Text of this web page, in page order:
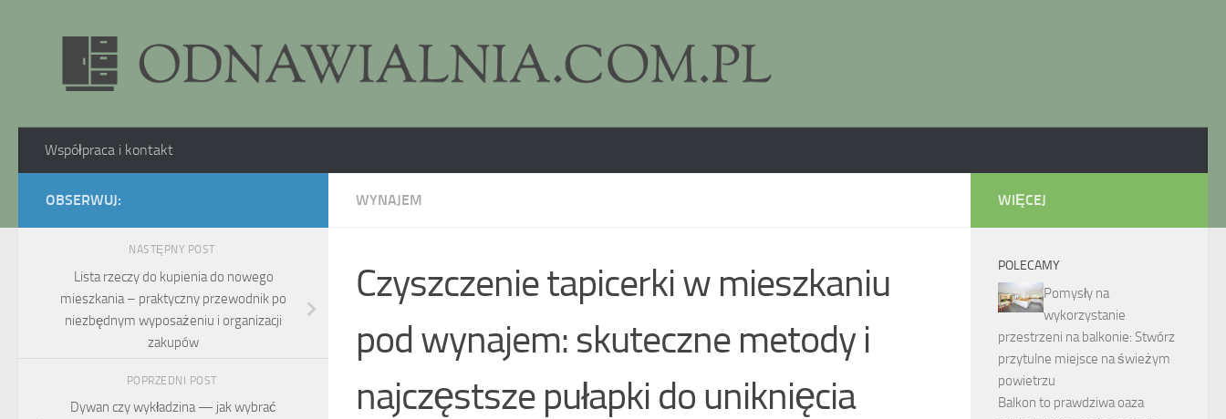
Współpraca i kontakt
WYNAJEM
Czyszczenie tapicerki w mieszkaniu
pod wynajem: skuteczne metody i
najczęstsze pułapki do uniknięcia
OBSERWUJ:
NASTĘPNY POST
Lista rzeczy do kupienia do nowego
mieszkania – praktyczny przewodnik po
niezbędnym wyposażeniu i organizacji
zakupów
POPRZEDNI POST
Dywan czy wykładzina — jak wybrać
WIĘCEJ
POLECAMY
Pomysły na
wykorzystanie
przestrzeni na balkonie: Stwórz
przytulne miejsce na świeżym
powietrzu
Balkon to prawdziwa oaza